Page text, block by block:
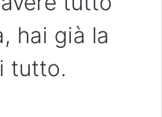
hai già la
tutto.